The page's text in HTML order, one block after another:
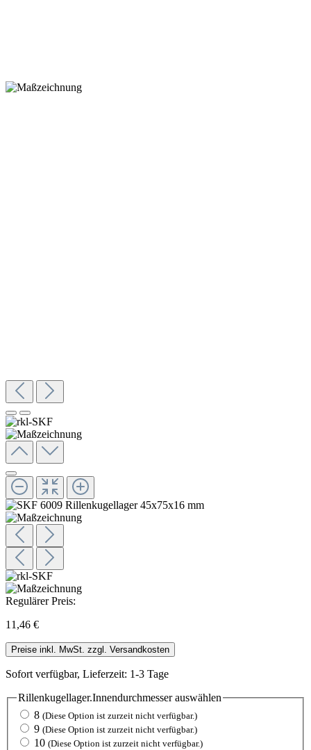
Regulärer Preis:
11,46 €
Preise inkl. MwSt. zzgl. Versandkosten
Sofort verfügbar, Lieferzeit: 1-3 Tage
Rillenkugellager.Innendurchmesserauswählen
8 (Diese Option ist zurzeit nicht verfügbar.)
9 (Diese Option ist zurzeit nicht verfügbar.)
10 (Diese Option ist zurzeit nicht verfügbar.)